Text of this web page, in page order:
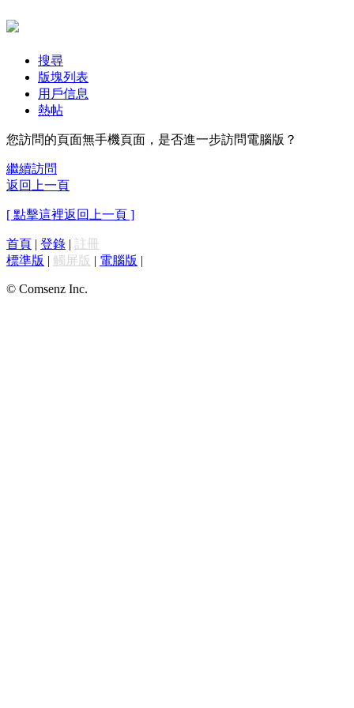
搜尋
版塊列表
用戶信息
熱帖
您訪問的頁面無手機頁面，是否進一步訪問電腦版？
繼續訪問
返回上一頁
[ 點擊這裡返回上一頁 ]
首頁 | 登錄 | 註冊
標準版 | 觸屏版 | 電腦版 |
© Comsenz Inc.